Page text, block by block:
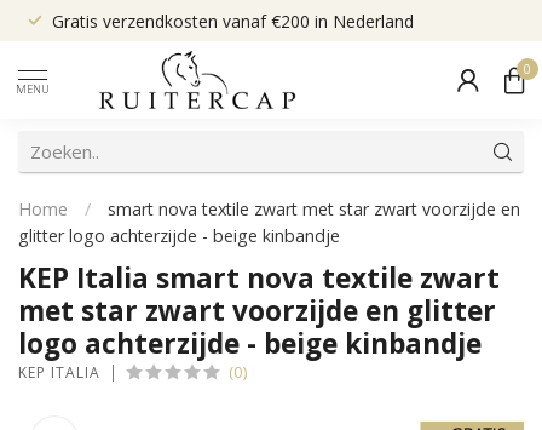
Gratis verzendkosten vanaf €200 in Nederland
MENU
0
Home /
smart nova textile zwart met star zwart voorzijde en
glitter logo achterzijde - beige kinbandje
KEP Italia smart nova textile zwart
met star zwart voorzijde en glitter
logo achterzijde - beige kinbandje
KEP ITALIA (0)